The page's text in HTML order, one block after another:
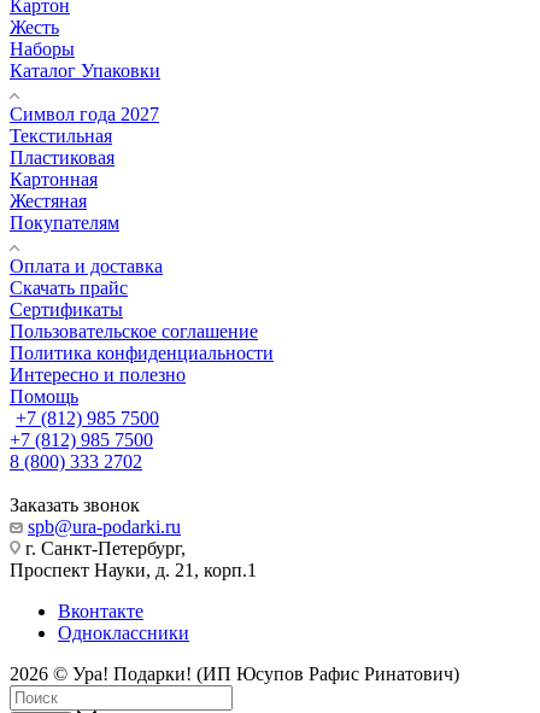
Картон
Жесть
Наборы
Каталог Упаковки
Символ года 2027
Текстильная
Пластиковая
Картонная
Жестяная
Покупателям
Оплата и доставка
Скачать прайс
Сертификаты
Пользовательское соглашение
Политика конфиденциальности
Интересно и полезно
Помощь
+7 (812) 985 7500
+7 (812) 985 7500
8 (800) 333 2702
Заказать звонок
spb@ura-podarki.ru
г. Санкт-Петербург,
Проспект Науки, д. 21, корп.1
Вконтакте
Одноклассники
2026 © Ура! Подарки! (ИП Юсупов Рафис Ринатович)